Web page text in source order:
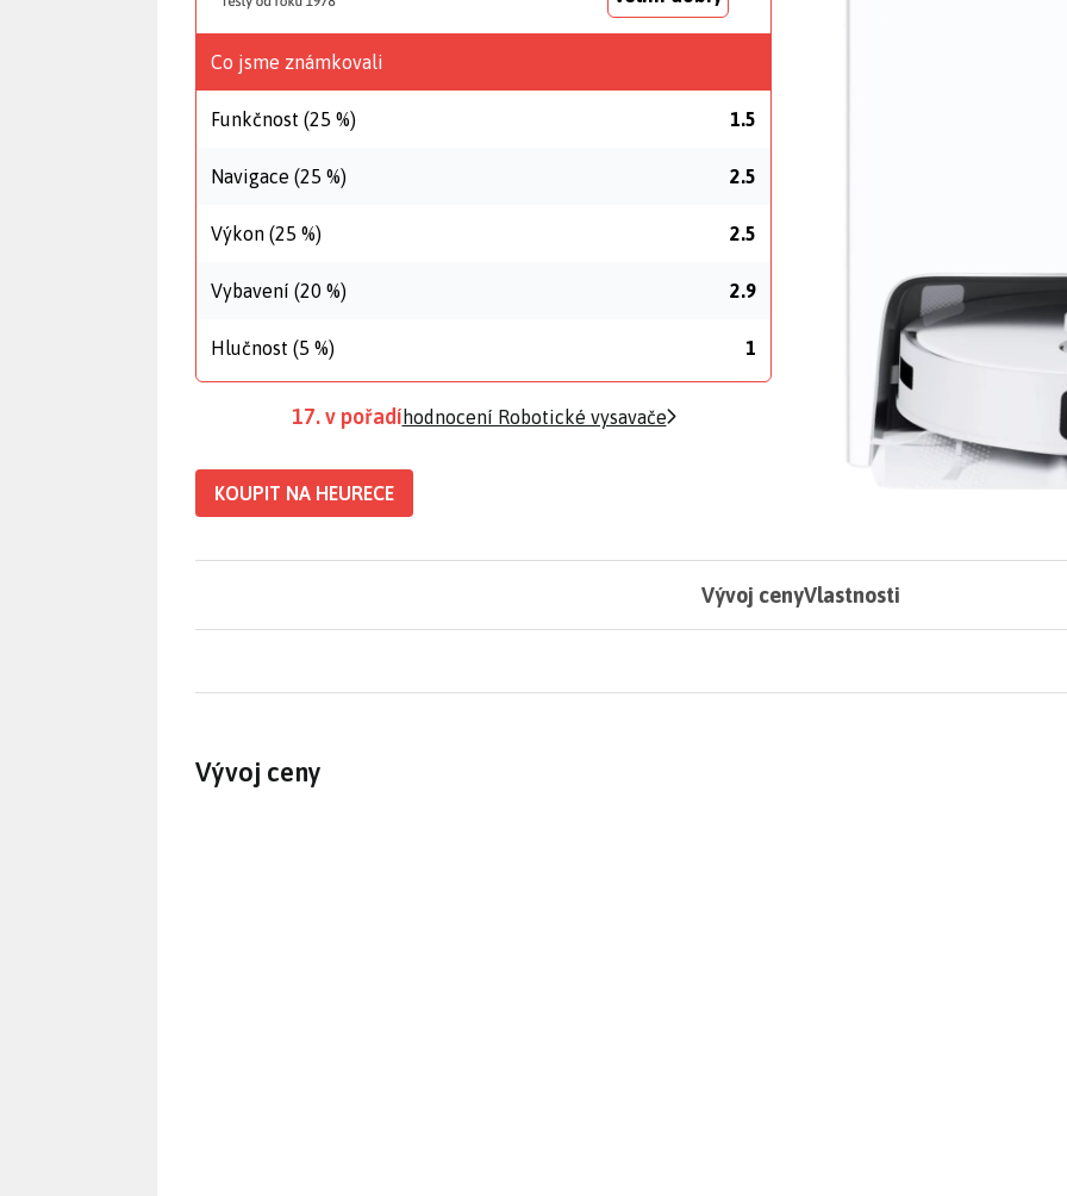
Co jsme známkovali
Funkčnost (25 %) 1.5
Navigace (25 %) 2.5
Výkon (25 %) 2.5
Vybavení (20 %) 2.9
Hlučnost (5 %) 1
17. v pořadí hodnocení Robotické vysavače
KOUPIT NA HEURECE
Vývoj cenyVlastnosti
Vývoj ceny